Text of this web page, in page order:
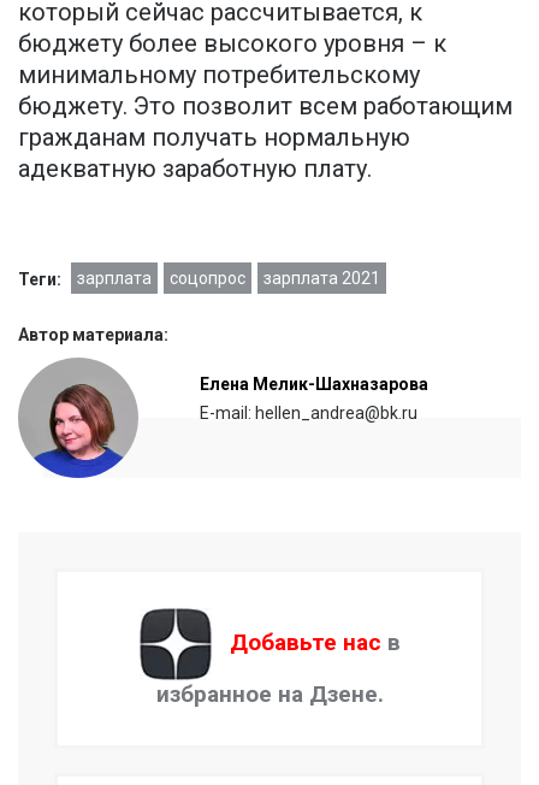
который сейчас рассчитывается, к
бюджету более высокого уровня – к
минимальному потребительскому
бюджету. Это позволит всем работающим
гражданам получать нормальную
адекватную заработную плату.
Теги: зарплата соцопрос зарплата 2021
Автор материала:
Елена Мелик-Шахназарова
E-mail: hellen_andrea@bk.ru
Добавьте нас в
избранное на Дзене.